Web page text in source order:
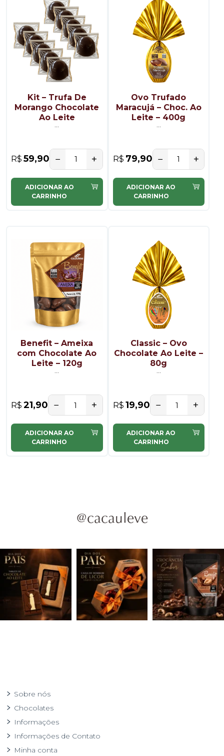
Kit – Trufa De
Morango Chocolate
Ao Leite
R$ 59,90 − +
ADICIONAR AO
CARRINHO
Ovo Trufado
Maracujá – Choc. Ao
Leite – 400g
R$ 79,90 − +
ADICIONAR AO
CARRINHO
Benefit – Ameixa
com Chocolate Ao
Leite – 120g
...
R$ 21,90 − +
ADICIONAR AO
CARRINHO
Classic – Ovo
Chocolate Ao Leite –
80g
...
R$ 19,90 − +
ADICIONAR AO
CARRINHO
@cacauleve
Sobre nós
Chocolates
Informações
Informações de Contato
Minha conta